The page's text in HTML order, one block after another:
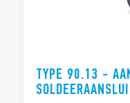
TYPE 90.13 -